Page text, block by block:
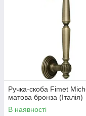
Ручка-скоба Fimet
матова бронза (Італія)
В наявності